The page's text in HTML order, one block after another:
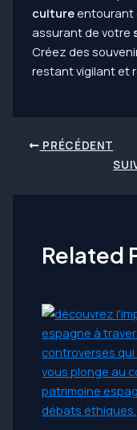
cultureentourant
assurant de votre
Créez des
restant vigilant et
Navigation
PRÉCÉDENT
Related